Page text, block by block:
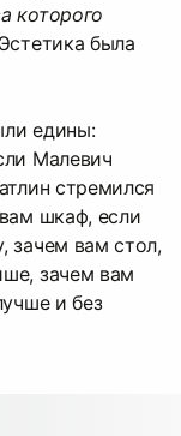
которого
была
едины:
Малевич
стремился
шкаф, если
зачем вам стол,
зачем вам
и без